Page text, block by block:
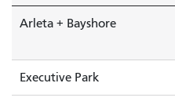
Arleta + Bayshore
Executive Park